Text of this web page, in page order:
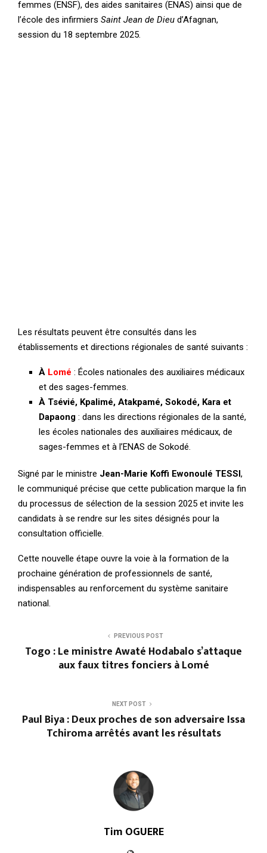
femmes (ENSF), des aides sanitaires (ENAS) ainsi que de
l’école des infirmiers Saint Jean de Dieu d’Afagnan,
session du 18 septembre 2025.
Les résultats peuvent être consultés dans les
établissements et directions régionales de santé suivants :
À Lomé : Écoles nationales des auxiliaires médicaux
et des sages-femmes.
À Tsévié, Kpalimé, Atakpamé, Sokodé, Kara et
Dapaong : dans les directions régionales de la santé,
les écoles nationales des auxiliaires médicaux, de
sages-femmes et à l’ENAS de Sokodé.
Signé par le ministre Jean-Marie Koffi Ewonoulé TESSI,
le communiqué précise que cette publication marque la fin
du processus de sélection de la session 2025 et invite les
candidats à se rendre sur les sites désignés pour la
consultation officielle.
Cette nouvelle étape ouvre la voie à la formation de la
prochaine génération de professionnels de santé,
indispensables au renforcement du système sanitaire
national.
PREVIOUS POST
Togo : Le ministre Awaté Hodabalo s’attaque
aux faux titres fonciers à Lomé
NEXT POST
Paul Biya : Deux proches de son adversaire Issa
Tchiroma arrêtés avant les résultats
Tim OGUERE